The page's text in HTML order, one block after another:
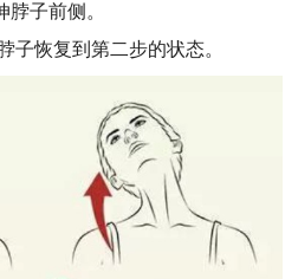
子前侧。
子恢复到第二步的状态。